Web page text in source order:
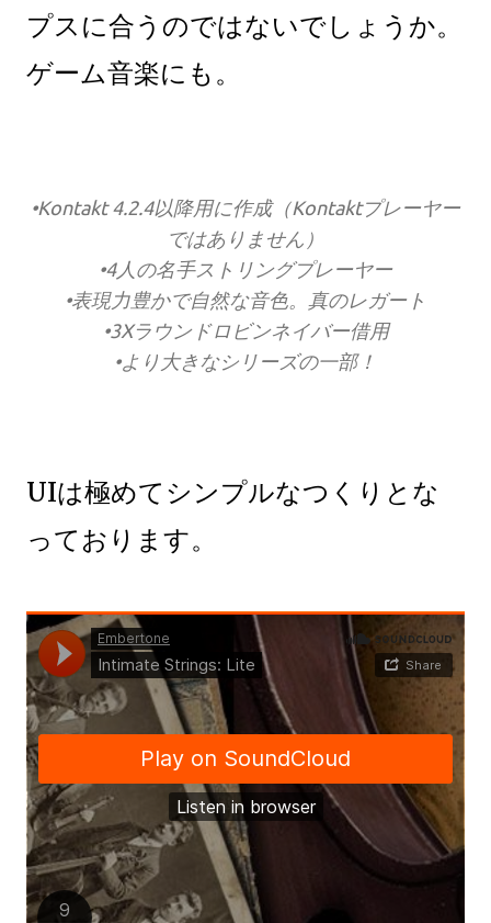
プスに合うのではないでしょうか。
ゲーム音楽にも。
•Kontakt 4.2.4以降用に作成（Kontaktプレーヤー
ではありません）
•4人の名手ストリングプレーヤー
•表現力豊かで自然な音色。真のレガート
•3Xラウンドロビンネイバー借用
•より大きなシリーズの一部！
UIは極めてシンプルなつくりとな
っております。